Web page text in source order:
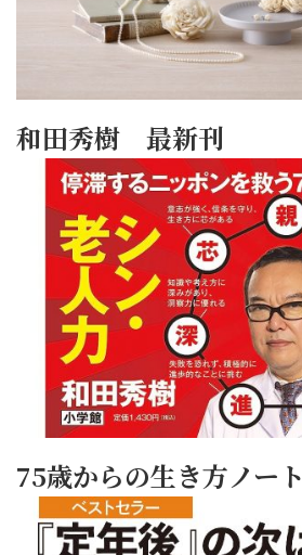
和田秀樹 最新刊
75歳からの生き方ノート